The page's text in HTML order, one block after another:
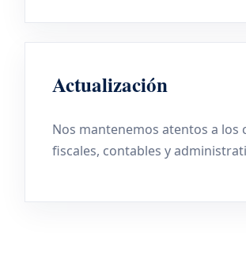
Actualización
Nos mantenemos atentos a los
fiscales, contables y